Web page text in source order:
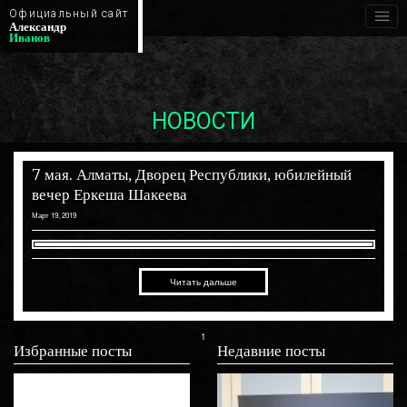
Официальный сайт
Александр
Иванов
НОВОСТИ
7 мая. Алматы, Дворец Республики, юбилейный
вечер Еркеша Шакеева
Март 19, 2019
Читать дальше
1
Избранные посты
Видеоарт «Стрелой»
Недавние посты